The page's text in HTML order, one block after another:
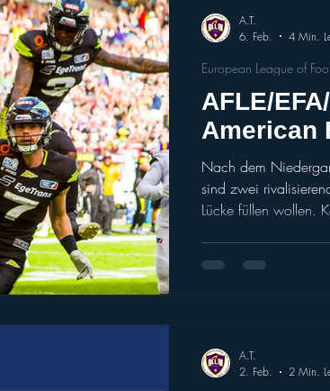
Wert für die Defense
Präsenz
AFLE/
American
Nach dem
sind zwei
Lücke füllen wollen.
europäische
European League of
A.T.
6. Feb.
4 Min.
A.T.
2. Feb.
2 Min.